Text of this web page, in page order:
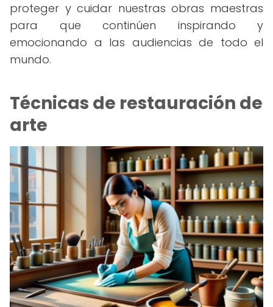
proteger y cuidar nuestras obras maestras
para que continúen inspirando y
emocionando a las audiencias de todo el
mundo.
Técnicas de restauración de
arte